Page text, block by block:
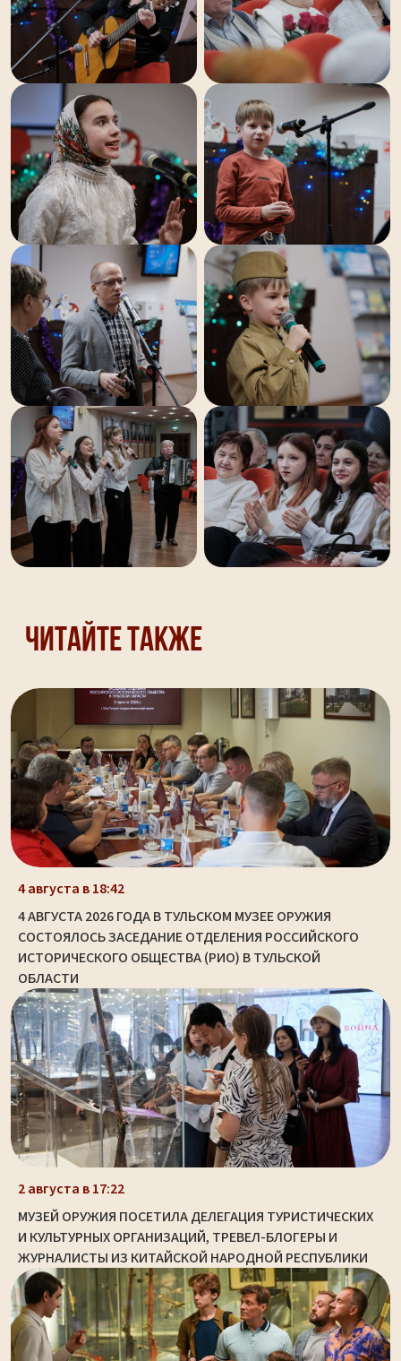
Читайте также
4 августа в 18:42
4 АВГУСТА 2026 ГОДА В ТУЛЬСКОМ МУЗЕЕ ОРУЖИЯ
СОСТОЯЛОСЬ ЗАСЕДАНИЕ ОТДЕЛЕНИЯ РОССИЙСКОГО
ИСТОРИЧЕСКОГО ОБЩЕСТВА (РИО) В ТУЛЬСКОЙ
ОБЛАСТИ
2 августа в 17:22
МУЗЕЙ ОРУЖИЯ ПОСЕТИЛА ДЕЛЕГАЦИЯ ТУРИСТИЧЕСКИХ
И КУЛЬТУРНЫХ ОРГАНИЗАЦИЙ, ТРЕВЕЛ-БЛОГЕРЫ И
ЖУРНАЛИСТЫ ИЗ КИТАЙСКОЙ НАРОДНОЙ РЕСПУБЛИКИ